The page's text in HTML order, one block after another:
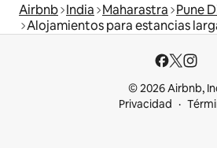
Airbnb India Maharastra Pune
Alojamientos para estancias
© 2026 Airbnb,
Privacidad